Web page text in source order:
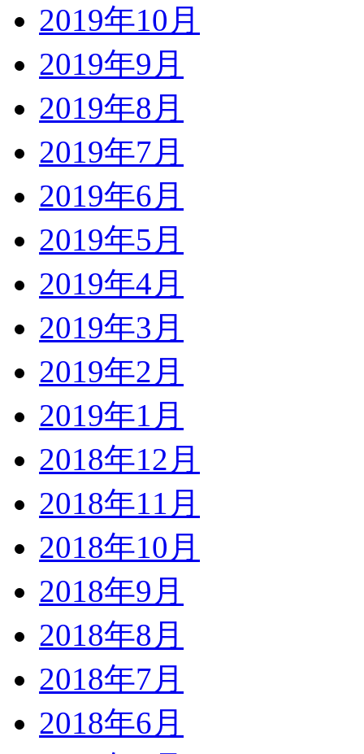
2019年10月
2019年9月
2019年8月
2019年7月
2019年6月
2019年5月
2019年4月
2019年3月
2019年2月
2019年1月
2018年12月
2018年11月
2018年10月
2018年9月
2018年8月
2018年7月
2018年6月